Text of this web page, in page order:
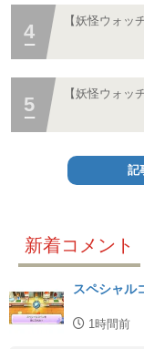
【妖怪ウォッ
【妖怪ウォッ
記
新着コメント
スペシャル
1時間前